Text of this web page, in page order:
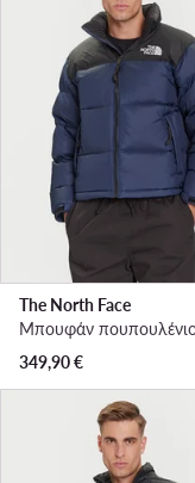
The North Face
349,90€